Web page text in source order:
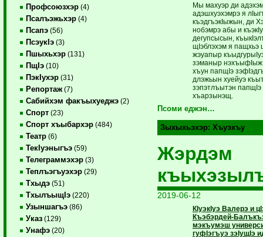
Профсоюзхэр (4)
Псалъэжьхэр (4)
Псапэ (56)
ПсэукIэ (3)
Пшыхьхэр (131)
ПщIэ (10)
ПэкIухэр (31)
Репортаж (7)
Сабийхэм факъыхуеджэ (2)
Спорт (23)
Спорт хъыбархэр (484)
Театр (6)
ТекIуэныгъэ (59)
Телеграммэхэр (3)
Теплъэгъуэхэр (29)
Тхыдэ (51)
ТхылъыщIэ (220)
Узыншагъэ (86)
Указ (129)
Унафэ (20)
Мы махуэр ди
адэшхуэхэмрэ я
къэдгъэкIыжын, ди
нобэмрэ абы и
дегупсысын,
щIэблэхэм я пащхьэ
жэуапыр
зэманыр
хъун папщIэ
длэжьын хуейуэ
зэпэтлъытэн папщIэ
хъарзынэщ.
Псоми еджэн…
Зыхыхьэхэр: Хъуэхъу
Жэрдэм
2019-06-12
КIуэкIуэ Валерэ и
Къэбэрдей-
мэкъумэш
гуфIэгъуэ зэIущIэ